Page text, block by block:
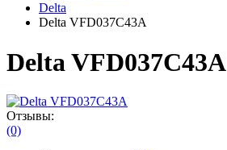
Delta
Delta VFD037C43A
Delta VFD037C43A
Отзывы:
(0)